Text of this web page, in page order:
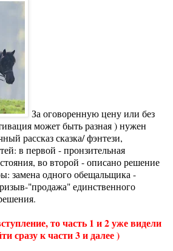
За оговоренную цену или без
может быть разная ) нужен
рассказ сказка/ фэнтези,
в первой - пронзительная
во второй - описано решение
замена одного обещальщика -
"продажа" единственного
то часть 1 и 2 уже видели
сразу к части 3 и далее )